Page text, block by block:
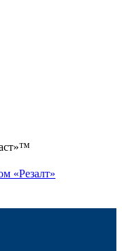
«Резалт»